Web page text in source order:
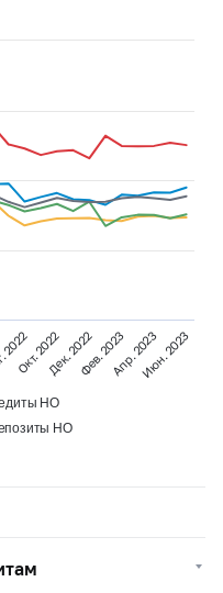
Окт. 2022Дек. 2022Фев. 2023Апр. 2023Июн. 2023
НО
НО